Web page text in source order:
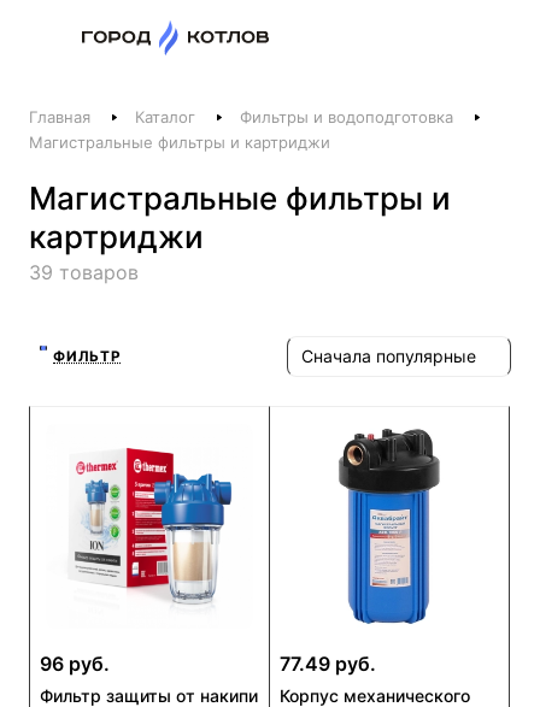
Телефоны
+375 44 511-06-41
+375 29 237-06-41
Котлы и отопление
+375 44 521-06-41
Заказать звонок
Главная Каталог
Фильтры и водоподготовка
Магистральные фильтры и картриджи
Магистральные фильтры и
картриджи
39 товаров
ФИЛЬТР Сначала популярные
96 руб.
Фильтр защиты от накипи
77.49 руб.
Корпус механического